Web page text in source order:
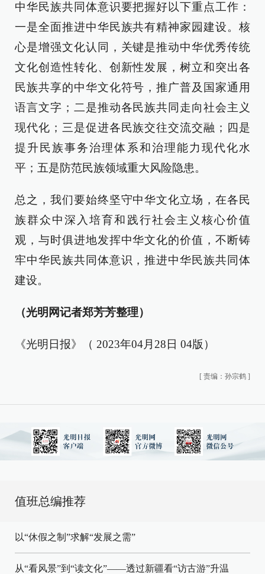
中华民族共同体意识要把握好以下重点工作：
一是全面推进中华民族共有精神家园建设。核
心是增强文化认同，关键是推动中华优秀传统
文化创造性转化、创新性发展，树立和突出各
民族共享的中华文化符号，推广普及国家通用
语言文字；二是推动各民族共同走向社会主义
现代化；三是促进各民族交往交流交融；四是
提升民族事务治理体系和治理能力现代化水
平；五是防范民族领域重大风险隐患。
总之，我们要始终坚守中华文化立场，在各民
族群众中深入培育和践行社会主义核心价值
观，与时俱进地发挥中华文化的价值，不断铸
牢中华民族共同体意识，推进中华民族共同体
建设。
（光明网记者郑芳芳整理）
《光明日报》（ 2023年04月28日 04版）
[ 责编：孙宗鹤 ]
值班总编推荐
以“休假之制”求解“发展之需”
从“看风景”到“读文化”——透过新疆看“访古游”升温